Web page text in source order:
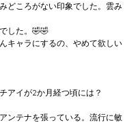
どころがない印象でした。雲み
した。🤣🤣
キャラにするの、やめて欲しい
アイが2か月経つ頃には？
ンテナを張っている。流行に敏